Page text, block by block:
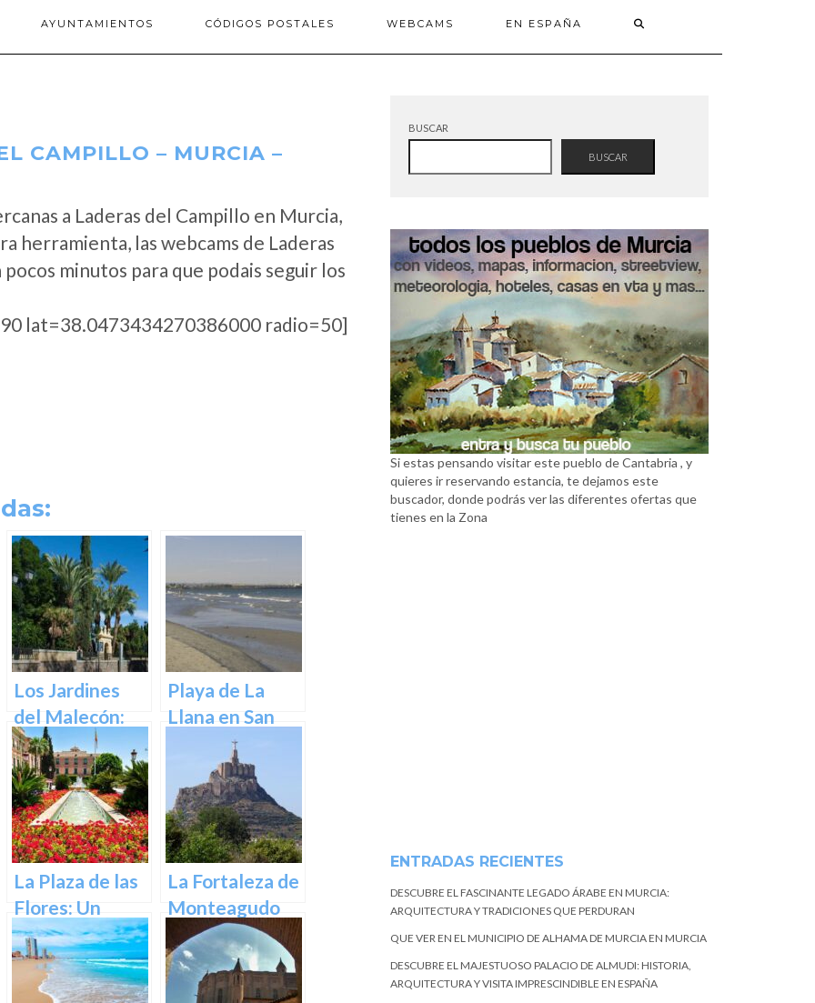
AYUNTAMIENTOS CÓDIGOS POSTALES WEBCAMS EN ESPAÑA
CAMPILLO – MURCIA –
a Laderas del Campillo en Murcia,
herramienta, las webcams de Laderas
minutos para que podais seguir los
lat=38.0473434270386000 radio=50]
Los Jardines
del Malecón:
Un Oasis en la
Ciudad.
Playa de La
Llana en San
Pedro del
Pinatar
La Plaza de las
Flores: Un
Rincón de Color
en la Ciudad de
Murcia
La Fortaleza de
Monteagudo
BUSCAR
BUSCAR
Si estas pensando visitar este pueblo de Cantabria , y
quieres ir reservando estancia, te dejamos este
buscador, donde podrás ver las diferentes ofertas que
tienes en la Zona
ENTRADAS RECIENTES
DESCUBRE EL FASCINANTE LEGADO ÁRABE EN MURCIA:
ARQUITECTURA Y TRADICIONES QUE PERDURAN
QUE VER EN EL MUNICIPIO DE ALHAMA DE MURCIA EN MURCIA
DESCUBRE EL MAJESTUOSO PALACIO DE ALMUDI: HISTORIA,
ARQUITECTURA Y VISITA IMPRESCINDIBLE EN ESPAÑA